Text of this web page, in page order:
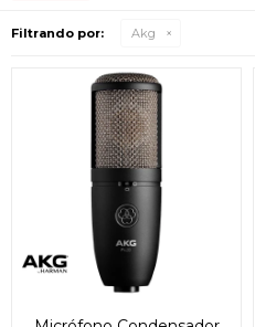
Filtrando por: Akg